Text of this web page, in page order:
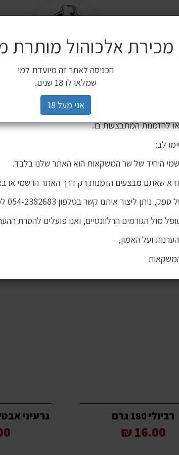
משלימים SALE
רביולי 180 גרם
16.00 ₪
גרעיני אבטיח
₪
זיהינו כי גורם חיצוני העתיק את אתר האינטרנט שלנו
אישור. מדובר באתר שאינו שייך לחברת שר המשקאות,
להזמנות המתבצעות בו.
לב:
היחיד של שר המשקאות הוא האתר שלנו בלבד.
שאתם מבצעים הזמנות רק דרך האתר הרשמי או
ליצור איתנו קשר בטלפון 054-2382683 לפני ביצוע הזמנה.
מול הגורמים הרלוונטיים, ואנו פועלים להסרת
ועל האמון,
מכירת אלכוהול מותרת
הכניסה לאתר זה מיועדת למי
שמלאו לו 18 שנים.
אני מעל 18